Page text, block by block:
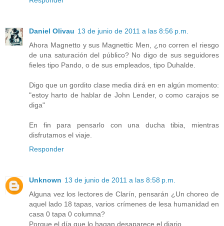
Daniel Olivau 13 de junio de 2011 a las 8:56 p.m.
Ahora Magnetto y sus Magnettic Men, ¿no corren el riesgo
de una saturación del público? No digo de sus seguidores
fieles tipo Pando, o de sus empleados, tipo Duhalde.
Digo que un gordito clase media dirá en en algún momento:
"estoy harto de hablar de John Lender, o como carajos se
diga"
En fin para pensarlo con una ducha tibia, mientras
disfrutamos el viaje.
Responder
Unknown 13 de junio de 2011 a las 8:58 p.m.
Alguna vez los lectores de Clarín, pensarán ¿Un choreo de
aquel lado 18 tapas, varios crímenes de lesa humanidad en
casa 0 tapa 0 columna?
Porque el día que lo hagan desaparece el diario.